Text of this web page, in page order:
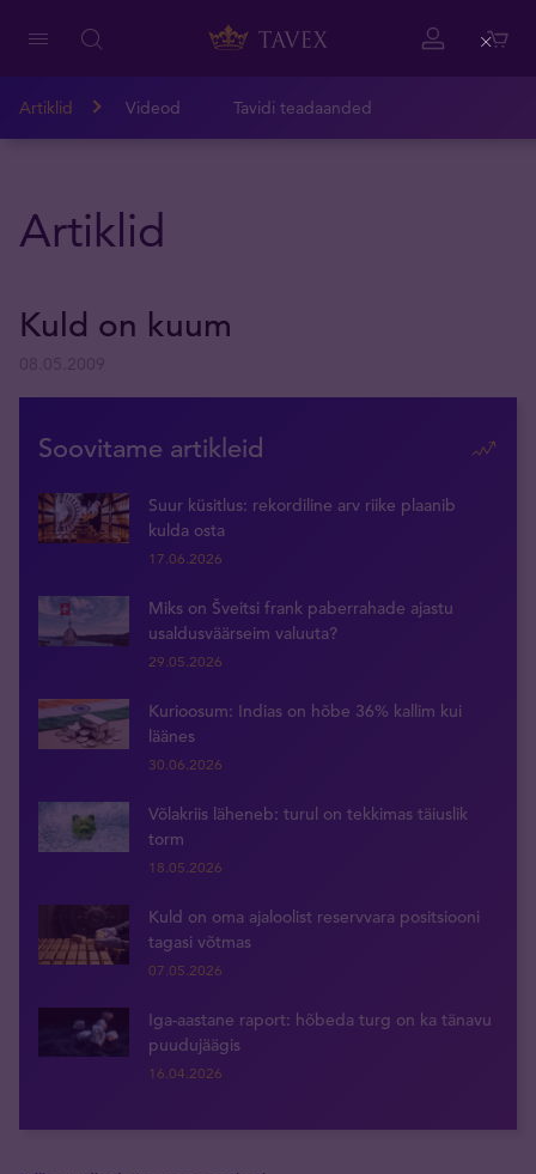
Artiklid Videod Tavidi teadaanded
Artiklid
Kuld on kuum
Soovitame artikleid
Suur küsitlus: rekordiline arv riike plaanib
kulda osta
17.06.2026
Miks on Šveitsi frank paberrahade ajastu
usaldusväärseim valuuta?
29.05.2026
Kurioosum: Indias on hõbe 36% kallim kui
läänes
30.06.2026
Võlakriis läheneb: turul on tekkimas täiuslik
torm
18.05.2026
Kuld on oma ajaloolist reservvara positsiooni
tagasi võtmas
07.05.2026
Iga-aastane raport: hõbeda turg on ka tänavu
puudujäägis
16.04.2026
Close